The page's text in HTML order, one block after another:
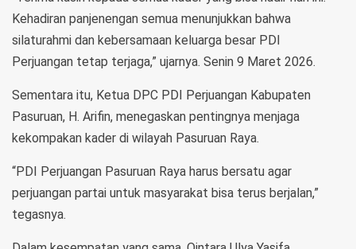
Kehadiran panjenengan semua menunjukkan bahwa
silaturahmi dan kebersamaan keluarga besar PDI
Perjuangan tetap terjaga,” ujarnya. Senin 9 Maret 2026.
Sementara itu, Ketua DPC PDI Perjuangan Kabupaten
Pasuruan, H. Arifin, menegaskan pentingnya menjaga
kekompakan kader di wilayah Pasuruan Raya.
“PDI Perjuangan Pasuruan Raya harus bersatu agar
perjuangan partai untuk masyarakat bisa terus berjalan,”
tegasnya.